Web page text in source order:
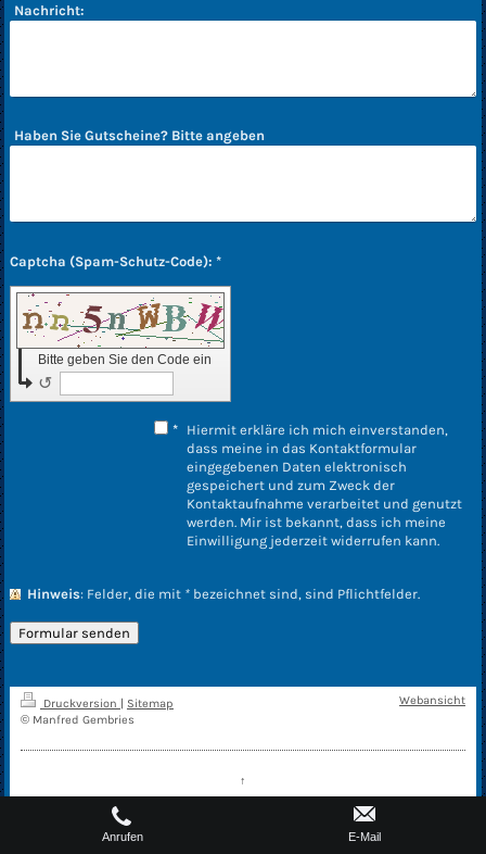
Nachricht:
Haben Sie Gutscheine? Bitte angeben
Captcha (Spam-Schutz-Code): *
Bitte geben Sie den Code ein
↺
* Hiermit erkläre ich mich einverstanden,
dass meine in das Kontaktformular
eingegebenen Daten elektronisch
gespeichert und zum Zweck der
Kontaktaufnahme verarbeitet und genutzt
werden. Mir ist bekannt, dass ich meine
Einwilligung jederzeit widerrufen kann.
Hinweis : Felder, die mit *bezeichnet sind, sind Pflichtfelder.
Druckversion
Sitemap
© Manfred Gembries
Webansicht
↑
Anrufen E-Mail